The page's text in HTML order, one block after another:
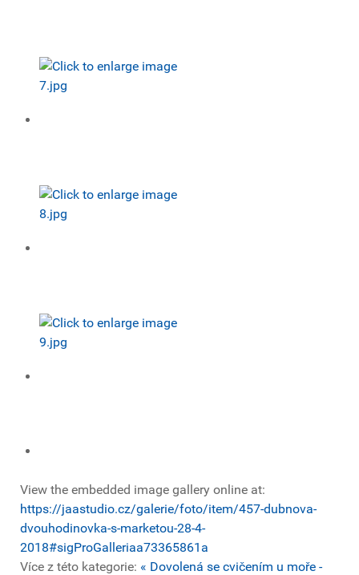
View the embedded image gallery online at:
https://jaastudio.cz/galerie/foto/item/457-dubnova-
dvouhodinovka-s-marketou-28-4-
2018#sigProGalleriaa73365861a
Více z této kategorie: « Dovolená se cvičením u moře -